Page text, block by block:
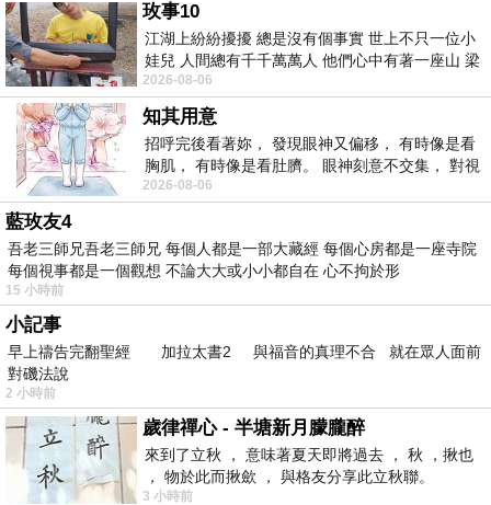
信義區百貨公司閃爍霓虹散步。本來打算半路搭
Uber，風涼涼的，走著走著，到了，總共四公
里，經過國父紀念館和即將完工大巨蛋，用雙腳
認識台北。
星期天一早，迫不及待從台北回銅鑼，老爺和我
最愛的，還是喜歡綠意盎然小山丘。
玫事10
江湖上紛紛擾擾 總是沒有個事實 世上不只一位小
娃兒 人間總有千千萬萬人 他們心中有著一座山 梁
山佛山泰華衡恆嵩 一山之高
2026-08-06
知其用意
招呼完後看著妳， 發現眼神又偏移， 有時像是看
胸肌， 有時像是看肚臍。 眼神刻意不交集， 對視
視線不對齊， 讓我很難不
2026-08-06
藍玫友4
吾老三師兄吾老三師兄 每個人都是一部大藏經 每個心房都是一座寺院
每個視事都是一個觀想 不論大大或小小都自在 心不拘於形
15 小時前
小記事
早上禱告完翻聖經 加拉太書2 與福音的真理不合 就在眾人面前
對磯法說
2 小時前
歲律禪心 - 半塘新月朦朧醉
來到了立秋 ， 意味著夏天即將過去 ， 秋 ，揪也
， 物於此而揪歛 ， 與格友分享此立秋聯。
3 小時前